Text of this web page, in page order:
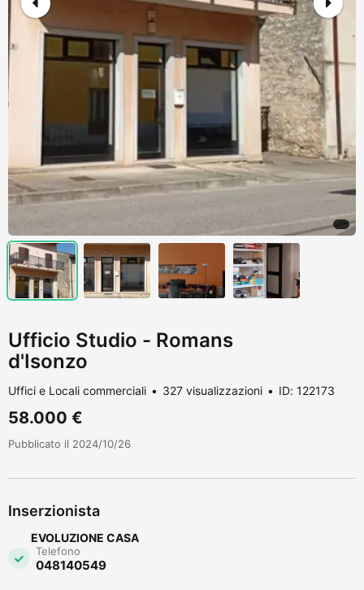
Ufficio Studio - Romans
d'Isonzo
Uffici e Locali commerciali 327 visualizzazioni ID: 122173
58.000 €
Pubblicato il 2024/10/26
Inserzionista
EVOLUZIONE CASA
Telefono
048140549